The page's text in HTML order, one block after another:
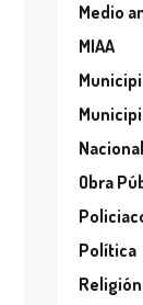
Medio
MIAA
Nacional
Obra
Política
Religión